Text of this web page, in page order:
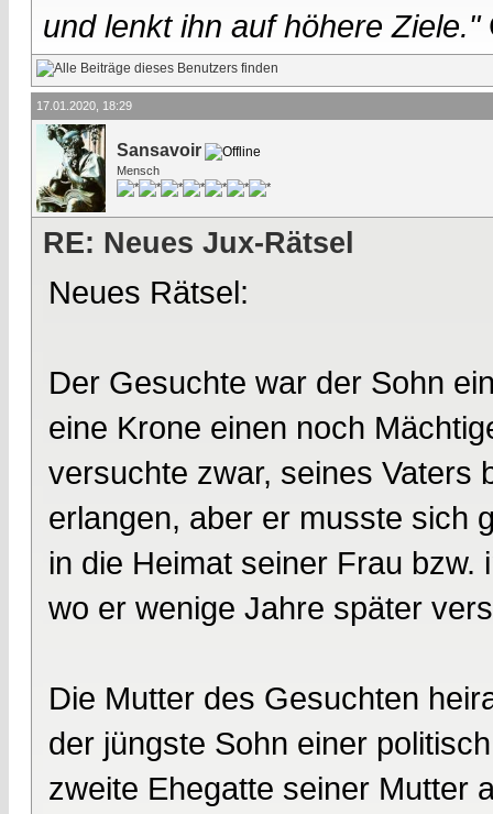
und lenkt ihn auf höhere Ziele."
17.01.2020, 18:29
Sansavoir
Mensch
RE: Neues Jux-Rätsel
Neues Rätsel:
Der Gesuchte war der Sohn
eine Krone einen noch
versuchte zwar, seines Vaters
erlangen, aber er musste sich
in die Heimat seiner Frau
wo er wenige Jahre später
Die Mutter des Gesuchten
der jüngste Sohn einer
zweite Ehegatte seiner Mutter